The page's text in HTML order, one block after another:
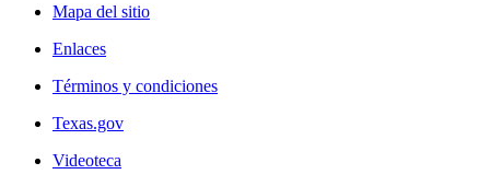
Mapa del sitio
Enlaces
Términos y condiciones
Texas.gov
Videoteca